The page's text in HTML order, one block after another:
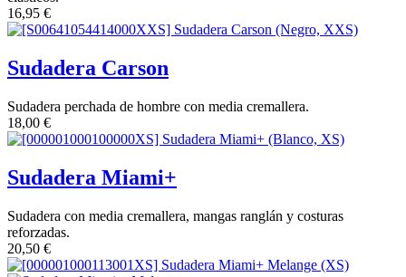
16,95 €
Sudadera Carson
Sudadera perchada de hombre con media cremallera.
18,00 €
Sudadera Miami+
Sudadera con media cremallera, mangas ranglán y costuras
reforzadas.
20,50 €